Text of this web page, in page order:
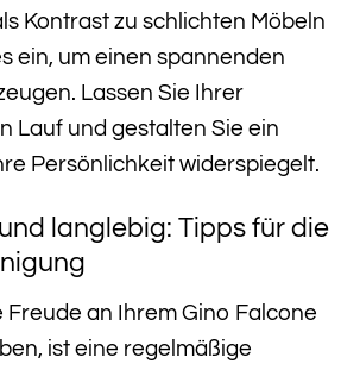
Kontrast zu schlichten Möbeln
ein, um einen spannenden
Lassen Sie Ihrer
Lauf und gestalten Sie ein
Persönlichkeit widerspiegelt.
langlebig: Tipps für die
Freude an Ihrem Gino Falcone
ist eine regelmäßige